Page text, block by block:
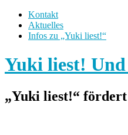
Kontakt
Aktuelles
Infos zu „Yuki liest!“
Yuki liest!
„Yuki liest!“